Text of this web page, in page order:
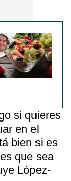
si quieres
en el
bien si es
que sea
López-